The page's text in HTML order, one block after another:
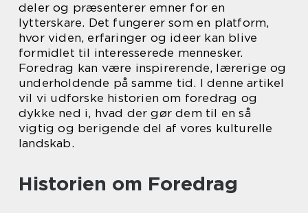
deler og præsenterer emner for en
lytterskare. Det fungerer som en platform,
hvor viden, erfaringer og ideer kan blive
formidlet til interesserede mennesker.
Foredrag kan være inspirerende, lærerige og
underholdende på samme tid. I denne artikel
vil vi udforske historien om foredrag og
dykke ned i, hvad der gør dem til en så
vigtig og berigende del af vores kulturelle
landskab.
Historien om Foredrag